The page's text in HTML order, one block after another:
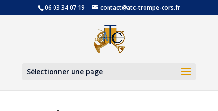
06 03 34 07 19 contact@atc-trompe-cors.fr
Sélectionner une page